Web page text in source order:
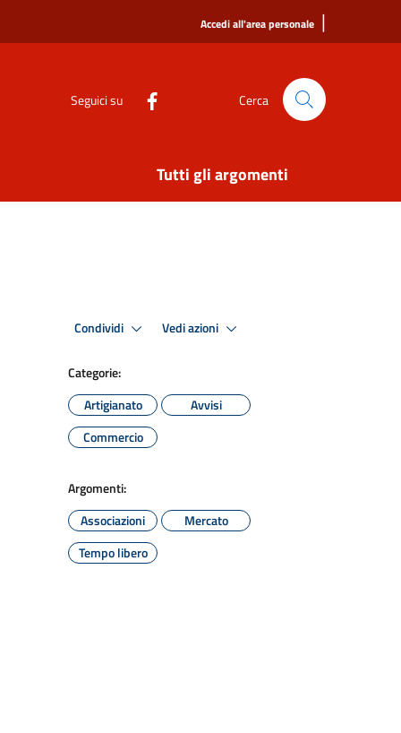
Accedi all'area personale |
Seguici su Cerca
Tutti gli argomenti
Condividi Vedi azioni
Categorie:
Artigianato
Avvisi
Commercio
Argomenti:
Associazioni
Mercato
Tempo libero